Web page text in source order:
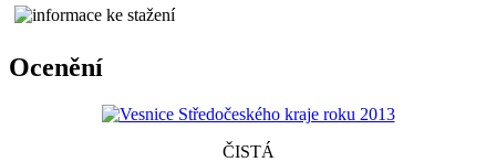
Ocenění
ČISTÁ